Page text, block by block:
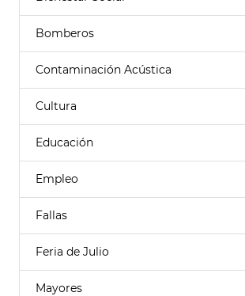
Bomberos
Contaminación Acústica
Cultura
Educación
Empleo
Fallas
Feria de Julio
Mayores